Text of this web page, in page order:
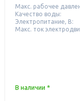
Макс. рабочее
Качество воды:
Электропитание, В:
Макс. ток
В наличии *